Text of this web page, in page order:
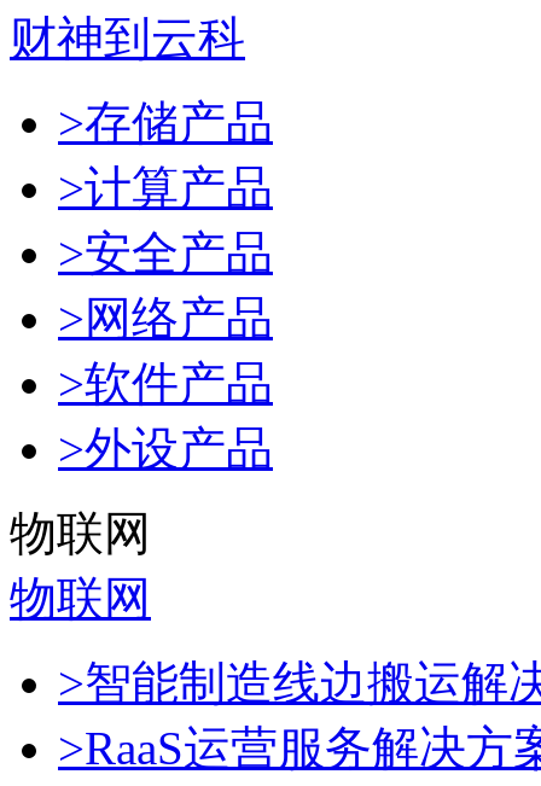
财神到云科
>存储产品
>计算产品
>安全产品
>网络产品
>软件产品
>外设产品
物联网
物联网
>智能制造线边搬运解
>RaaS运营服务解决方